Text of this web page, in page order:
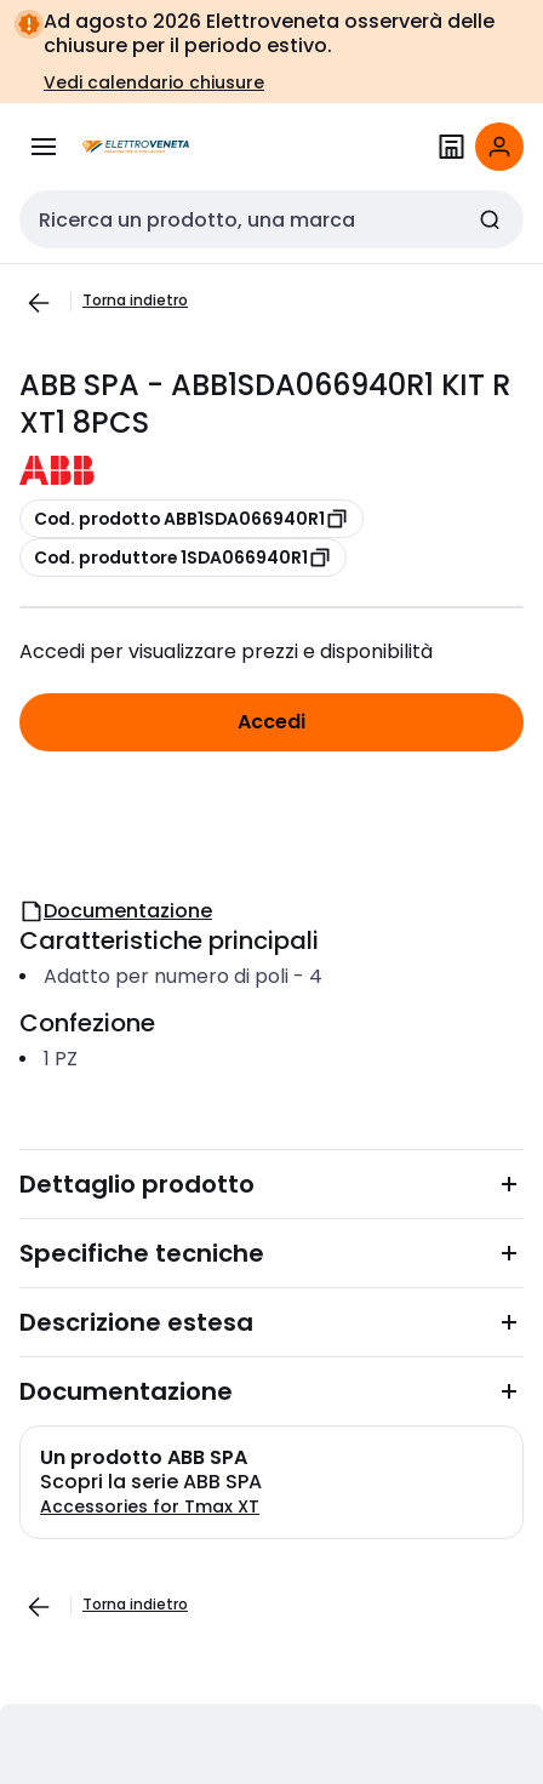
Vai alla
navigazione
Vai
alla
pagina
Ad agosto 2026 Elettroveneta osserverà delle
chiusure per il periodo estivo.
Vedi calendario chiusure
Cerca input
Torna indietro
ABB SPA - ABB1SDA066940R1 KIT R
XT1 8PCS
copia
Cod. prodotto ABB1SDA066940R1
copia
Cod. produttore 1SDA066940R1
Accedi per visualizzare prezzi e disponibilità
Accedi
Documentazione
Caratteristiche principali
Adatto per numero di poli- 4
Confezione
1 PZ
Dettaglio prodotto
Specifiche tecniche
Descrizione estesa
Documentazione
Un prodotto ABB SPA
Scopri la serie ABB SPA
Accessories for Tmax XT
Torna indietro